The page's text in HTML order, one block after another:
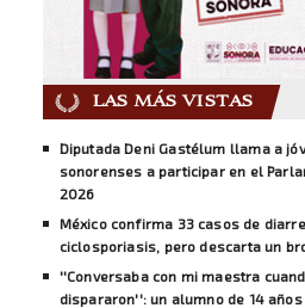
LAS MÁS VISTAS
Diputada Deni Gastélum llama a
sonorenses a participar en el
2026
México confirma 33 casos de
ciclosporiasis, pero descarta un
''Conversaba con mi maestra
dispararon'': un alumno de 14